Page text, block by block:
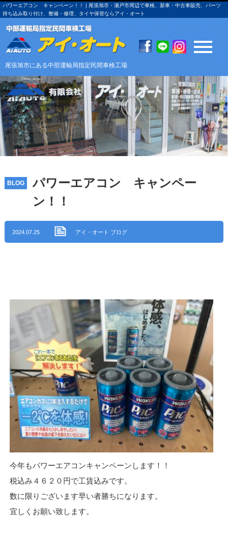
パワーエアコン キャンペーン！！ | 尾張旭市・瀬戸市周辺で車検、新車・中古車販売、パーツ
持ち込み取り付け、整備・修理、タイヤ保管ならアイ・オート
尾張旭市にある中部運輸局指定民間車検工場
パワーエアコン キャンペー
ン！！
BLOG
2024.07.25 アイ・オート ブログ
今年もパワーエアコンキャンペーンします！！
税込み４６２０円で工賃込みです。
数に限りございます早い者勝ちになります。
宜しくお願い致します。